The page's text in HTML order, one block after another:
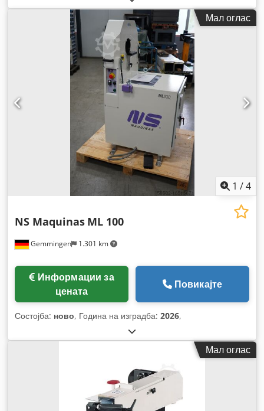
Мал оглас
1 /4
Gemmingen 1.301 km
NS Maquinas ML 100
цената
Повикајте
Состојба: ново, Година на изградба: 2026,
Мал оглас